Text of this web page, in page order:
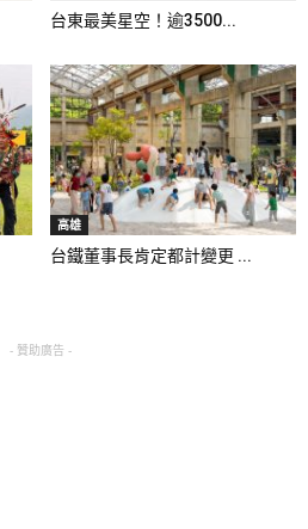
台東最美星空！逾3500...
高雄
台鐵董事長肯定都計變更 ...
- 贊助廣告 -